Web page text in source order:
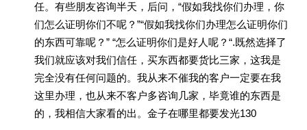
任。有些朋友咨询半天，后问，“假如我找你们办理，你
们怎么证明你们不呢？”“假如我找你们办理怎么证明你们
的东西可靠呢？” “怎么证明你们是好人呢？“.既然选择了
我们就应该对我们信任，买东西都要货比三家，这我是
完全没有任何问题的。我从来不催我的客户一定要在我
这里办理，也从来不客户多咨询几家，毕竟谁的东西是
的，我相信大家看的出。金子在哪里都要发光130